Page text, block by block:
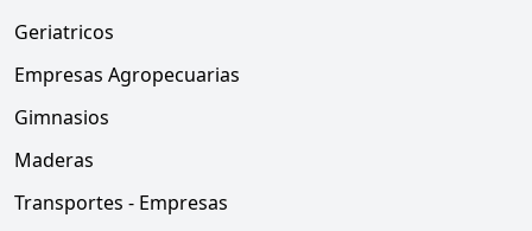
Geriatricos
Empresas Agropecuarias
Gimnasios
Maderas
Transportes - Empresas